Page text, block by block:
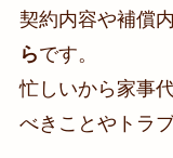
契約内容や補償
らです。
忙しいから家事
べきことやトラ